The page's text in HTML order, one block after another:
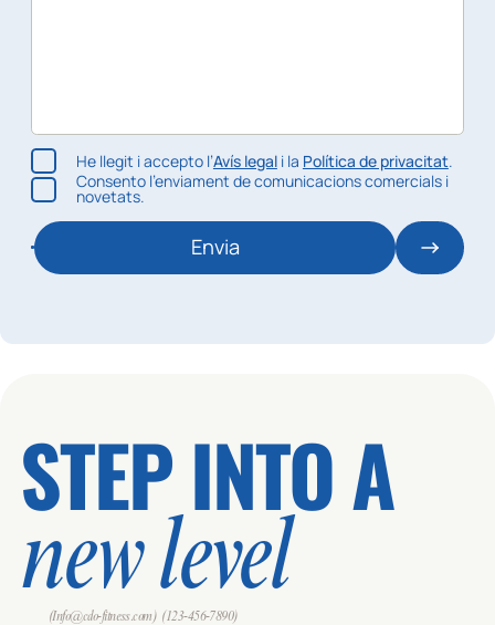
He llegit i accepto l’Avís legali la Política de privacitat.
Consento l’enviament de comunicacions comercials i
novetats.
Envia
STEP INTO A
new level
(Info@cdo-fitness.com) (123-456-7890)